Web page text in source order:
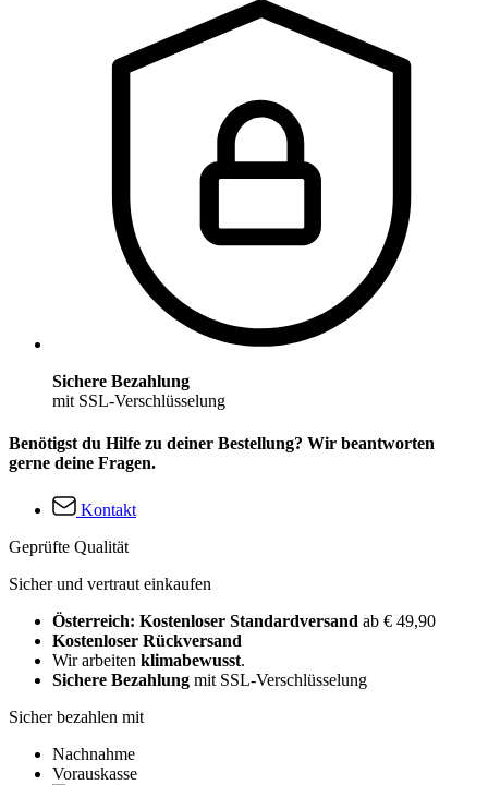
Sichere Bezahlung
mit SSL-Verschlüsselung
Benötigst du Hilfe zu deiner Bestellung? Wir beantworten
gerne deine Fragen.
Kontakt
Geprüfte Qualität
Sicher und vertraut einkaufen
Österreich: Kostenloser Standardversand ab € 49,90
Kostenloser Rückversand
Wir arbeiten klimabewusst.
Sichere Bezahlung mit SSL-Verschlüsselung
Sicher bezahlen mit
Nachnahme
Vorauskasse